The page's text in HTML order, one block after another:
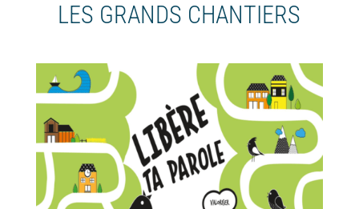
LES GRANDS CHANTIERS